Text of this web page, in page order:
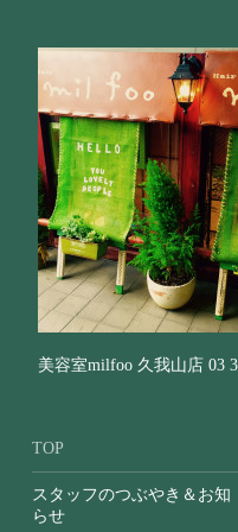
美容室milfoo 久我山店 03
TOP
スタッフのつぶやき＆お知
らせ